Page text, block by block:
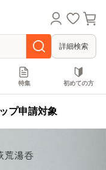
詳細検索
特集 初めての方
プ申請対象